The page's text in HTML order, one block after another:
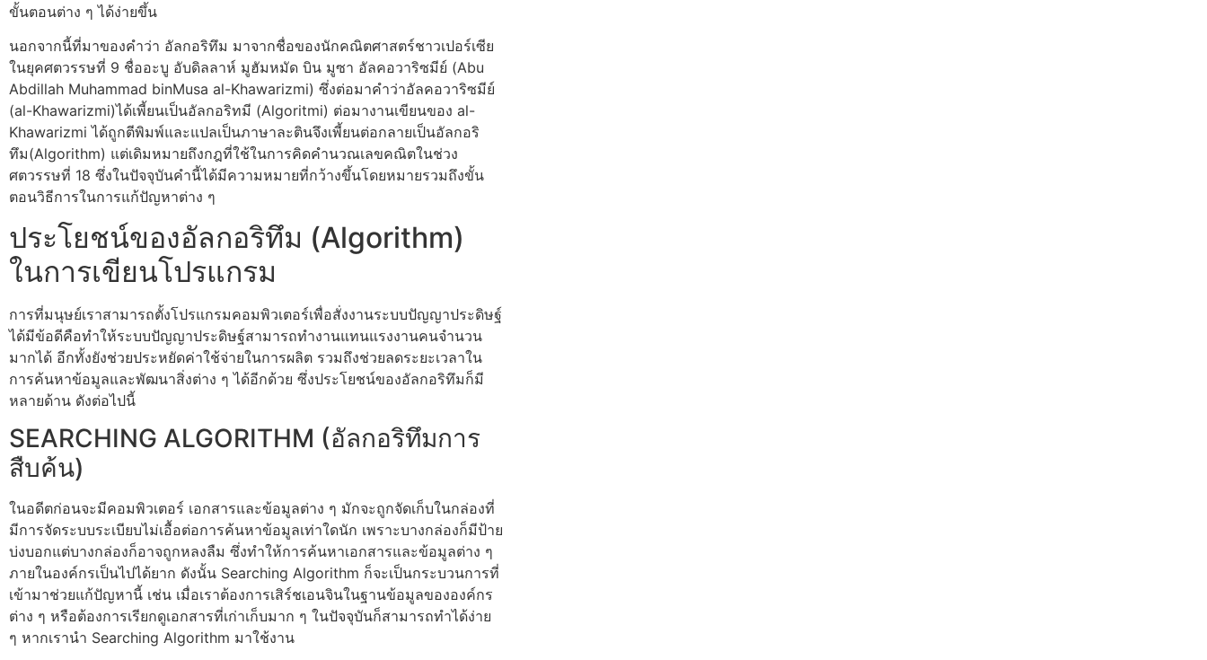
ขั้นตอนต่าง ๆ ได้ง่ายขึ้น
นอกจากนี้ที่มาของคำว่า อัลกอริทึม มาจากชื่อของนักคณิตศาสตร์ชาวเปอร์เซีย
ในยุคศตวรรษที่ 9 ชื่ออะบู อับดิลลาห์ มูฮัมหมัด บิน มูซา อัลคอวาริซมีย์ (Abu
Abdillah Muhammad binMusa al-Khawarizmi) ซึ่งต่อมาคำว่าอัลคอวาริซมีย์
(al-Khawarizmi)ได้เพี้ยนเป็นอัลกอริทมี (Algoritmi) ต่อมางานเขียนของ al-
Khawarizmi ได้ถูกตีพิมพ์และแปลเป็นภาษาละตินจึงเพี้ยนต่อกลายเป็นอัลกอริ
ทึม(Algorithm) แต่เดิมหมายถึงกฎที่ใช้ในการคิดคำนวณเลขคณิตในช่วง
ศตวรรษที่ 18 ซึ่งในปัจจุบันคำนี้ได้มีความหมายที่กว้างขึ้นโดยหมายรวมถึงขั้น
ตอนวิธีการในการแก้ปัญหาต่าง ๆ
ประโยชน์ของอัลกอริทึม (Algorithm)
ในการเขียนโปรแกรม
การที่มนุษย์เราสามารถตั้งโปรแกรมคอมพิวเตอร์เพื่อสั่งงานระบบปัญญาประดิษฐ์
ได้มีข้อดีคือทำให้ระบบปัญญาประดิษฐ์สามารถทำงานแทนแรงงานคนจำนวน
มากได้ อีกทั้งยังช่วยประหยัดค่าใช้จ่ายในการผลิต รวมถึงช่วยลดระยะเวลาใน
การค้นหาข้อมูลและพัฒนาสิ่งต่าง ๆ ได้อีกด้วย ซึ่งประโยชน์ของอัลกอริทึมก็มี
หลายด้าน ดังต่อไปนี้
SEARCHING ALGORITHM (อัลกอริทึมการ
สืบค้น)
ในอดีตก่อนจะมีคอมพิวเตอร์ เอกสารและข้อมูลต่าง ๆ มักจะถูกจัดเก็บในกล่องที่
มีการจัดระบบระเบียบไม่เอื้อต่อการค้นหาข้อมูลเท่าใดนัก เพราะบางกล่องก็มีป้าย
บ่งบอกแต่บางกล่องก็อาจถูกหลงลืม ซึ่งทำให้การค้นหาเอกสารและข้อมูลต่าง ๆ
ภายในองค์กรเป็นไปได้ยาก ดังนั้น Searching Algorithm ก็จะเป็นกระบวนการที่
เข้ามาช่วยแก้ปัญหานี้ เช่น เมื่อเราต้องการเสิร์ชเอนจินในฐานข้อมูลขององค์กร
ต่าง ๆ หรือต้องการเรียกดูเอกสารที่เก่าเก็บมาก ๆ ในปัจจุบันก็สามารถทำได้ง่าย
ๆ หากเรานำ Searching Algorithm มาใช้งาน